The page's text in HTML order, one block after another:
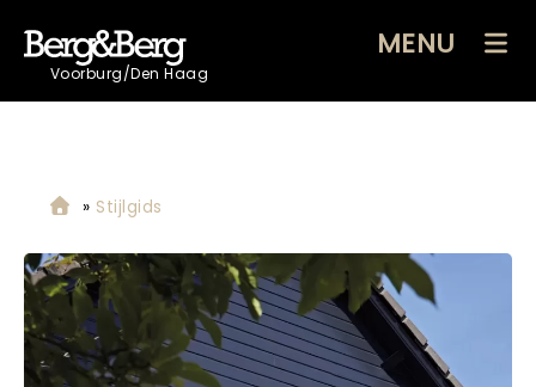
Voorburg/Den Haag
MENU
» Stijlgids